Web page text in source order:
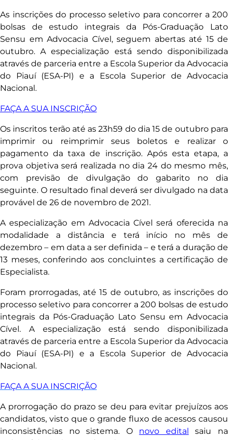
As inscrições do processo seletivo para concorrer a 200
bolsas de estudo integrais da Pós-Graduação Lato
Sensu em Advocacia Cível, seguem abertas até 15 de
outubro. A especialização está sendo disponibilizada
através de parceria entre a Escola Superior da Advocacia
do Piauí (ESA-PI) e a Escola Superior de Advocacia
Nacional.
FAÇA A SUA INSCRIÇÃO
Os inscritos terão até as 23h59 do dia 15 de outubro para
imprimir ou reimprimir seus boletos e realizar o
pagamento da taxa de inscrição. Após esta etapa, a
prova objetiva será realizada no dia 24 do mesmo mês,
com previsão de divulgação do gabarito no dia
seguinte. O resultado final deverá ser divulgado na data
provável de 26 de novembro de 2021.
A especialização em Advocacia Cível será oferecida na
modalidade a distância e terá início no mês de
dezembro – em data a ser definida – e terá a duração de
13 meses, conferindo aos concluintes a certificação de
Especialista.
Foram prorrogadas, até 15 de outubro, as inscrições do
processo seletivo para concorrer a 200 bolsas de estudo
integrais da Pós-Graduação Lato Sensu em Advocacia
Cível. A especialização está sendo disponibilizada
através de parceria entre a Escola Superior da Advocacia
do Piauí (ESA-PI) e a Escola Superior de Advocacia
Nacional.
FAÇA A SUA INSCRIÇÃO
A prorrogação do prazo se deu para evitar prejuízos aos
candidatos, visto que o grande fluxo de acessos causou
inconsistências no sistema. O novo edital saiu na